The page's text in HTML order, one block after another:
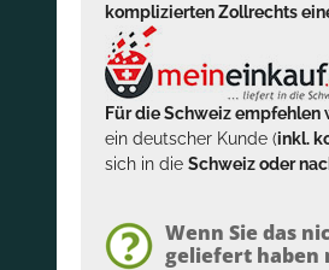
komplizierten Zollrechts
Für die Schweiz empfehlen
ein deutscher Kunde (inkl.
sich in die Schweiz oder
Wenn Sie das
geliefert haben